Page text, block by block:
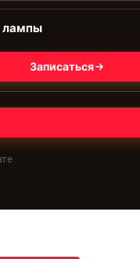
лампы
Записаться